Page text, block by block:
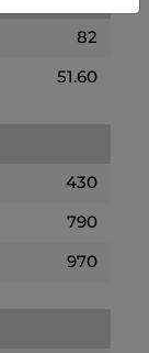
82
51.60
430
790
970